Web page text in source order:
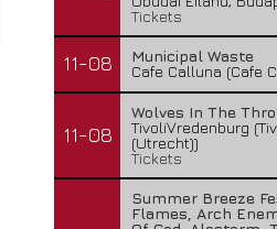
Tickets
11-08
Municipal Waste
Cafe Calluna (Cafe
11-08
Wolves In The
TivoliVredenburg
(Utrecht))
Tickets
Summer Breeze
Flames, Arch